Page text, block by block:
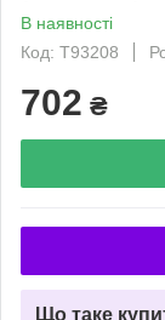
В наявності
Код: Т93208
702 ₴
Що таке